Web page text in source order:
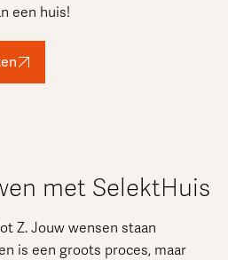
een huis!
met SelektHuis
Z. Jouw wensen staan
is een groots proces, maar